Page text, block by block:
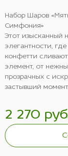
Набор Шаров
Симфония»
Этот изысканный
элегантности,
конфетти
элемент, от
прозрачных с
застывший
2 270